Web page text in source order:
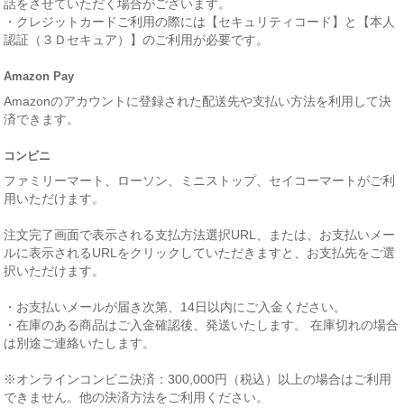
話をさせていただく場合がございます。
・クレジットカードご利用の際には【セキュリティコード】と【本人
認証（３Ｄセキュア）】のご利用が必要です。
Amazon Pay
Amazonのアカウントに登録された配送先や支払い方法を利用して決
済できます。
コンビニ
ファミリーマート、ローソン、ミニストップ、セイコーマートがご利
用いただけます。
注文完了画面で表示される支払方法選択URL、または、お支払いメー
ルに表示されるURLをクリックしていただきますと、お支払先をご選
択いただけます。
・お支払いメールが届き次第、14日以内にご入金ください。
・在庫のある商品はご入金確認後、発送いたします。 在庫切れの場合
は別途ご連絡いたします。
※オンラインコンビニ決済：300,000円（税込）以上の場合はご利用
できません。他の決済方法をご利用ください。